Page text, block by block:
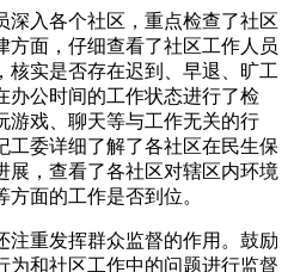
深入各个社区，重点检查了社区
方面，仔细查看了社区工作人员
核实是否存在迟到、早退、旷工
办公时间的工作状态进行了检
游戏、聊天等与工作无关的行
工委详细了解了各社区在民生保
展，查看了各社区对辖区内环境
面的工作是否到位。
注重发挥群众监督的作用。鼓励
为和社区工作中的问题进行监督